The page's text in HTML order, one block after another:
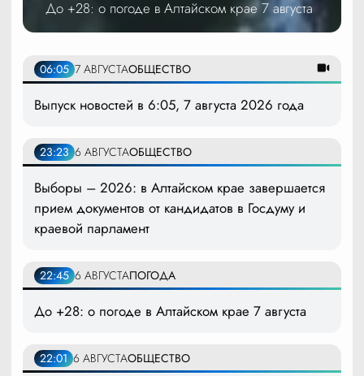
До +28: о погоде в Алтайском крае 7 августа
06:05 7 АВГУСТАОБЩЕСТВО
Выпуск новостей в 6:05, 7 августа 2026 года
23:23 6 АВГУСТАОБЩЕСТВО
Выборы – 2026: в Алтайском крае завершается
прием документов от кандидатов в Госдуму и
краевой парламент
22:45 6 АВГУСТАПОГОДА
До +28: о погоде в Алтайском крае 7 августа
22:01 6 АВГУСТАОБЩЕСТВО